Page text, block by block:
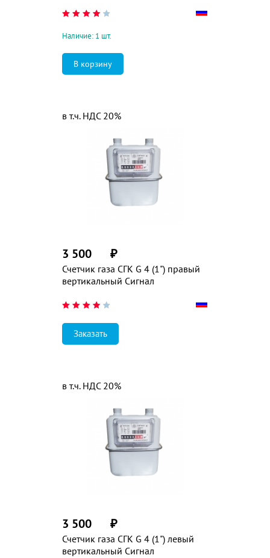
Наличие: 1 шт.
Счетчик газа СГК G 4 (1") правый
вертикальный Сигнал
3 500 ₽
в т.ч. НДС 20%
Заказать
Счетчик газа СГК G 4 (1") левый
вертикальный Сигнал
3 500 ₽
в т.ч. НДС 20%